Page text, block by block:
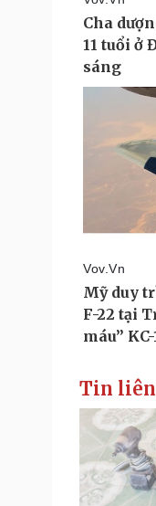
Tin liên